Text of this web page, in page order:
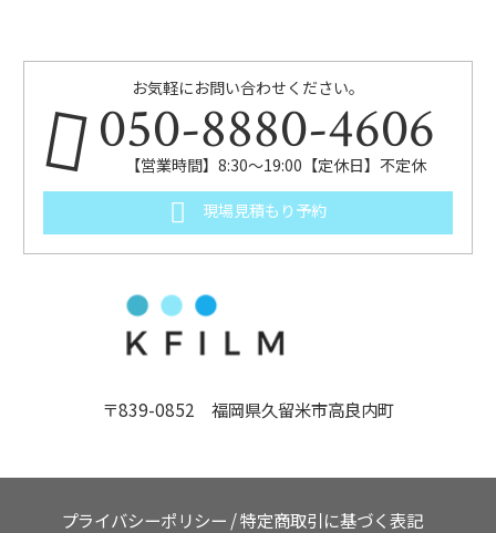
お気軽にお問い合わせください。
050-8880-4606
【営業時間】8:30～19:00【定休日】不定休
現場見積もり予約
〒839-0852 福岡県久留米市高良内町
プライバシーポリシー /特定商取引に基づく表記